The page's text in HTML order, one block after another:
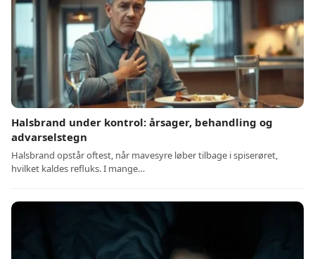
Halsbrand under kontrol: årsager, behandling og
advarselstegn
Halsbrand opstår oftest, når mavesyre løber tilbage i spiserøret,
hvilket kaldes refluks. I mange…